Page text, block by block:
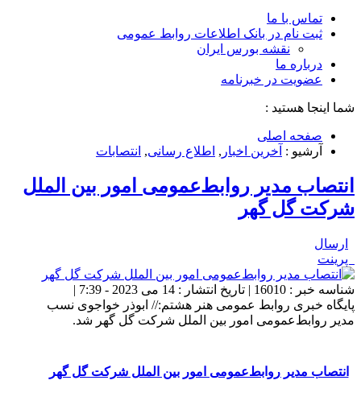
تماس با ما
ثبت نام در بانک اطلاعات روابط عمومی
نقشه بورس ایران
درباره ما
عضويت در خبرنامه
شما اینجا هستید :
صفحه اصلی
آرشیو : آخرین اخبار , اطلاع رسانی, انتصابات
انتصاب مدیر روابط‌عمومی‌ امور بین الملل
شرکت گل گهر
ارسال
پرینت
شناسه خبر : 16010 | تاریخ انتشار : 14 می 2023 - 7:39 |
پایگاه خبری روابط عمومی هنر هشتم:// ابوذر خواجوی نسب
مدیر روابط‌عمومی‌ امور بین الملل شرکت گل گهر شد.
انتصاب مدیر روابط‌عمومی‌ امور بین الملل شرکت گل گهر